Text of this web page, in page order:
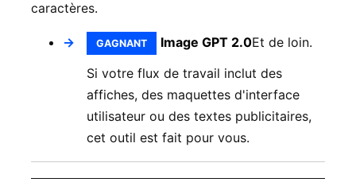
caractères.
GAGNANT Image GPT 2.0Et de loin.
Si votre flux de travail inclut des
affiches, des maquettes d'interface
utilisateur ou des textes publicitaires,
cet outil est fait pour vous.